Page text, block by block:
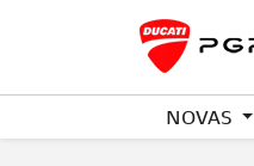
NOVAS